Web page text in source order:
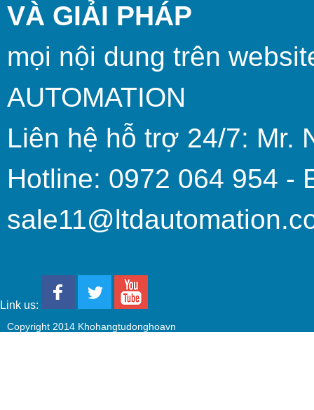
VÀ GIẢI PHÁP
mọi nội dung trên
AUTOMATION
Liên hệ hỗ trợ 24/7: Mr.
Hotline: 0972 064 954 -
Link us:
Copyright 2014 Khohangtudonghoavn